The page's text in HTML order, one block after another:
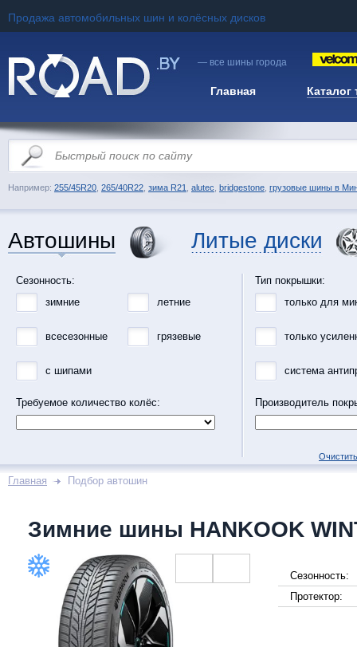
Продажа автомобильных шин и колёсных дисков
— все шины города
Главная Каталог
Например: 255/45R20 265/40R22 зима R21 alutec bridgestone грузовые шины в
Автошины Литые диски
Сезонность:
зимние
летние
всесезонные грязевые
с шипами
Требуемое количество колёс:
Тип покрышки:
только для
только
система
Производитель
Главная Подбор автошин
Зимние шины HANKOOK
Сезонность:
Протектор: